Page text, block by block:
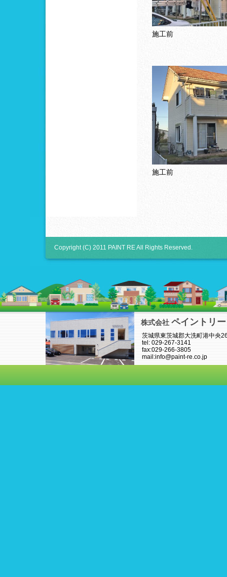
施工前
施工前
Copyright (C) 2011 PAINT RE All Rights Reserved.
株式会社 ペイントリー
茨城県東茨城郡大洗町港中央
tel: 029-267-3141
fax:029-266-3805
mail:info@paint-re.co.jp